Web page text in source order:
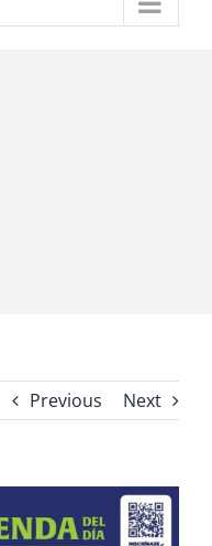
Previous Next